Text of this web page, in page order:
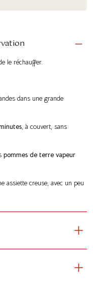
le réchauffer.
dans une grande
, à couvert, sans
pommes de terre vapeur
assiette creuse, avec un peu